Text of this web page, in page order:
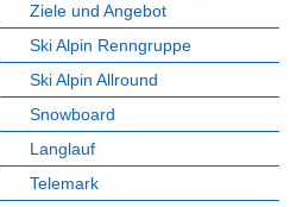
Ziele und Angebot
Ski Alpin Renngruppe
Ski Alpin Allround
Snowboard
Langlauf
Telemark